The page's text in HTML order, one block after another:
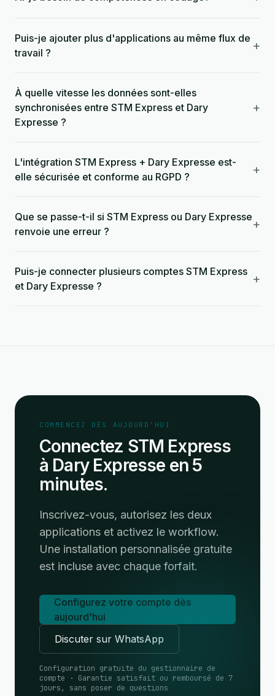
Puis-je ajouter plus d'applications au même flux de
travail ?
+
À quelle vitesse les données sont-elles
synchronisées entre STM Express et Dary
Expresse ?
+
L'intégration STM Express + Dary Expresse est-
elle sécurisée et conforme au RGPD ?
+
Que se passe-t-il si STM Express ou Dary Expresse
renvoie une erreur ?
+
Puis-je connecter plusieurs comptes STM Express
et Dary Expresse ?
+
COMMENCEZ DÈS AUJOURD'HUI
Connectez STM Express
à Dary Expresse en 5
minutes.
Inscrivez-vous, autorisez les deux
applications et activez le workflow.
Une installation personnalisée gratuite
est incluse avec chaque forfait.
Configurez votre compte dès
aujourd'hui
Discuter sur WhatsApp
Configuration gratuite du gestionnaire de
compte · Garantie satisfait ou remboursé de 7
jours, sans poser de questions